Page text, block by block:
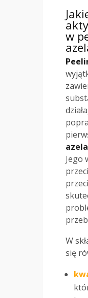
w
Jego
W
się